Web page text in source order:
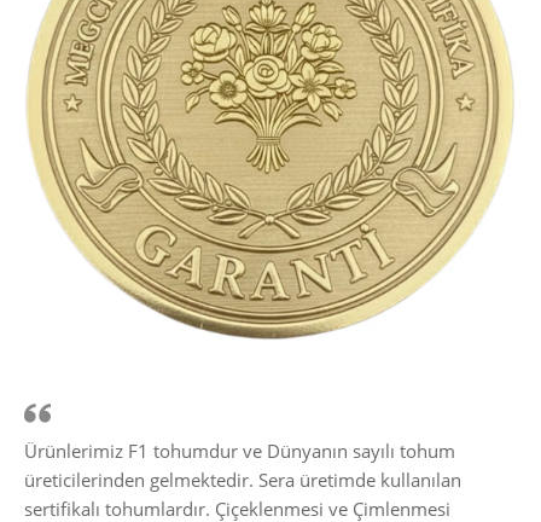
Ürünlerimiz F1 tohumdur ve Dünyanın sayılı tohum
üreticilerinden gelmektedir. Sera üretimde kullanılan
sertifikalı tohumlardır. Çiçeklenmesi ve Çimlenmesi